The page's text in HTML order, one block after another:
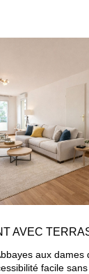
aux dames
facile